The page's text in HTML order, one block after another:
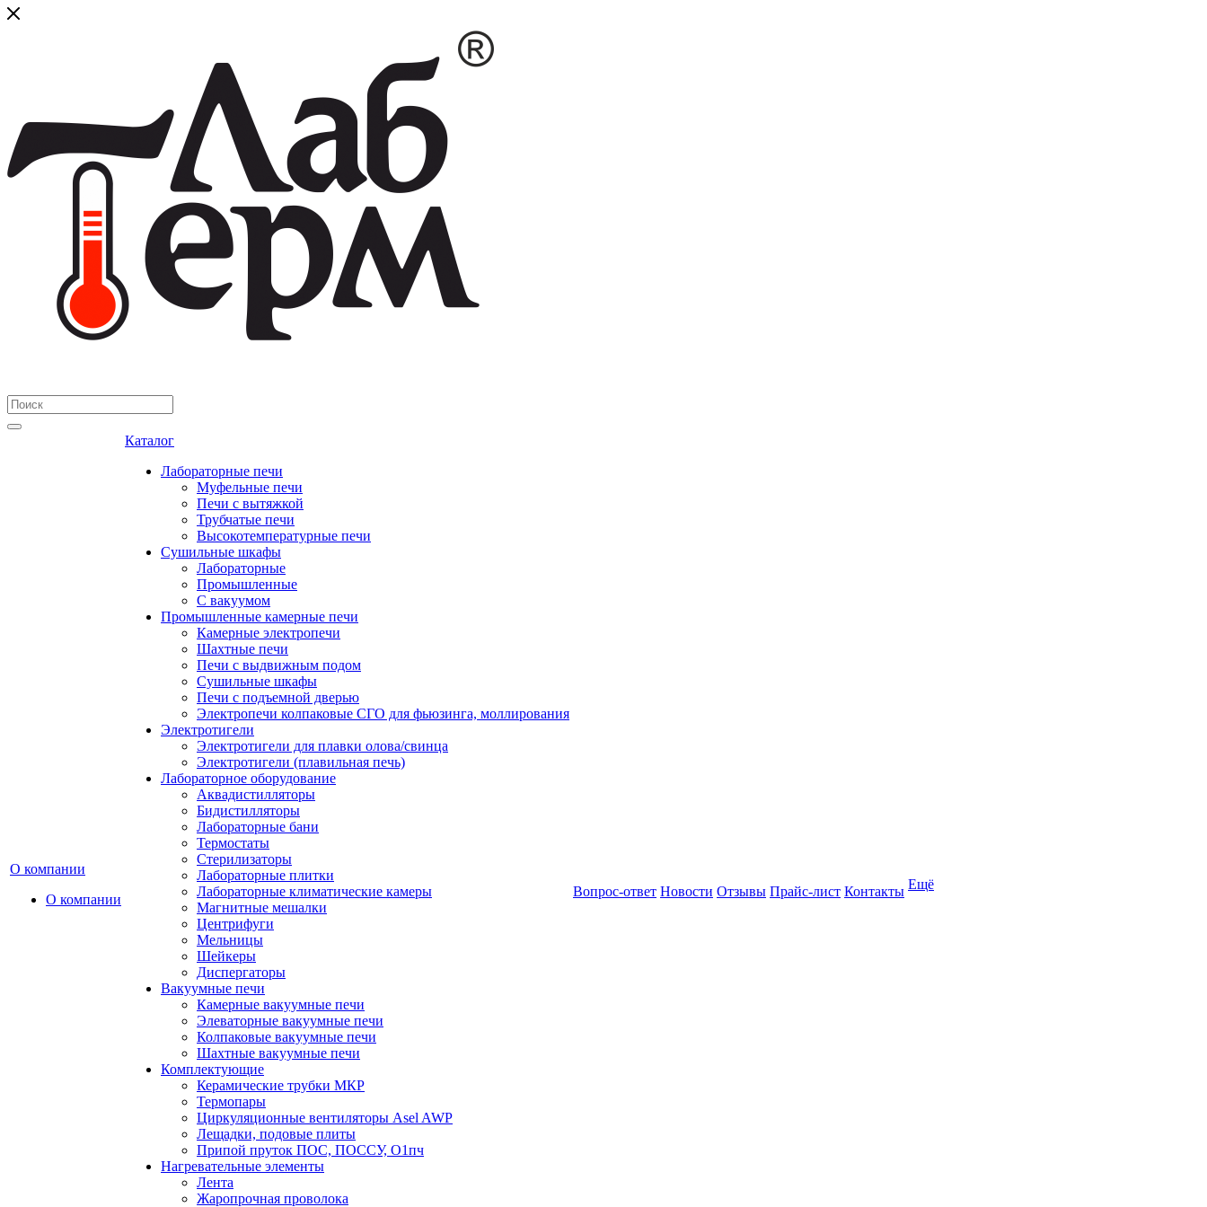
О компании
О компании
Каталог
Лабораторные печи
Муфельные печи
Печи с вытяжкой
Трубчатые печи
Высокотемпературные печи
Сушильные шкафы
Лабораторные
Промышленные
С вакуумом
Промышленные камерные печи
Камерные электропечи
Шахтные печи
Печи с выдвижным подом
Сушильные шкафы
Печи с подъемной дверью
Электропечи колпаковые СГО для фьюзинга, моллирования
Электротигели
Электротигели для плавки олова/свинца
Электротигели (плавильная печь)
Лабораторное оборудование
Аквадистилляторы
Бидистилляторы
Лабораторные бани
Термостаты
Стерилизаторы
Лабораторные плитки
Лабораторные климатические камеры
Магнитные мешалки
Центрифуги
Мельницы
Шейкеры
Диспергаторы
Вакуумные печи
Камерные вакуумные печи
Элеваторные вакуумные печи
Колпаковые вакуумные печи
Шахтные вакуумные печи
Комплектующие
Керамические трубки МКР
Термопары
Циркуляционные вентиляторы Asel AWP
Лещадки, подовые плиты
Припой пруток ПОС, ПОССУ, О1пч
Нагревательные элементы
Лента
Жаропрочная проволока
Вопрос-ответ Новости Отзывы Прайс-лист Контакты Ещё